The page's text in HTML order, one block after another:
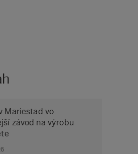
Mariestad vo
závod na výrobu